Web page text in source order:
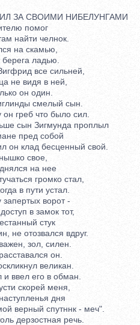
ЗА СВОИМИ НИБЕЛУНГАМИ
помог
найти челнок.
на скамью,
ладью.
все сильней,
не видя в ней,
он один.
смелый сын.
греб что было сил.
сын Зигмунда проплыл
пред собой
он клад бесценный свой.
свое,
на нее
громко стал,
в пути устал.
ворот -
в замок тот,
стук
не отозвался вдруг.
зол, силен.
он.
великан.
ввел его в обман.
скорей меня,
дня
верный спутннк - меч".
дерзостная речь.